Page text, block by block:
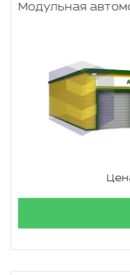
Модульная